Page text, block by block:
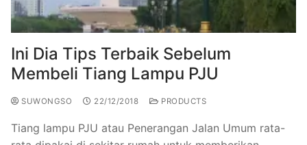
Ini Dia Tips Terbaik Sebelum
Membeli Tiang Lampu PJU
SUWONGSO 22/12/2018 PRODUCTS
Tiang lampu PJU atau Penerangan Jalan Umum rata-